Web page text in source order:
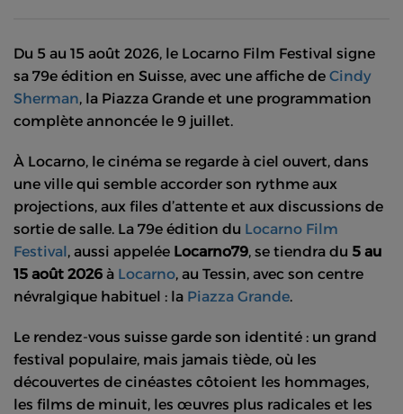
Du 5 au 15 août 2026, le Locarno Film Festival signe
sa 79e édition en Suisse, avec une affiche de Cindy
Sherman, la Piazza Grande et une programmation
complète annoncée le 9 juillet.
À Locarno, le cinéma se regarde à ciel ouvert, dans
une ville qui semble accorder son rythme aux
projections, aux files d’attente et aux discussions de
sortie de salle. La 79e édition du Locarno Film
Festival, aussi appelée Locarno79, se tiendra du 5 au
15 août 2026 à Locarno, au Tessin, avec son centre
névralgique habituel : la Piazza Grande.
Le rendez-vous suisse garde son identité : un grand
festival populaire, mais jamais tiède, où les
découvertes de cinéastes côtoient les hommages,
les films de minuit, les œuvres plus radicales et les